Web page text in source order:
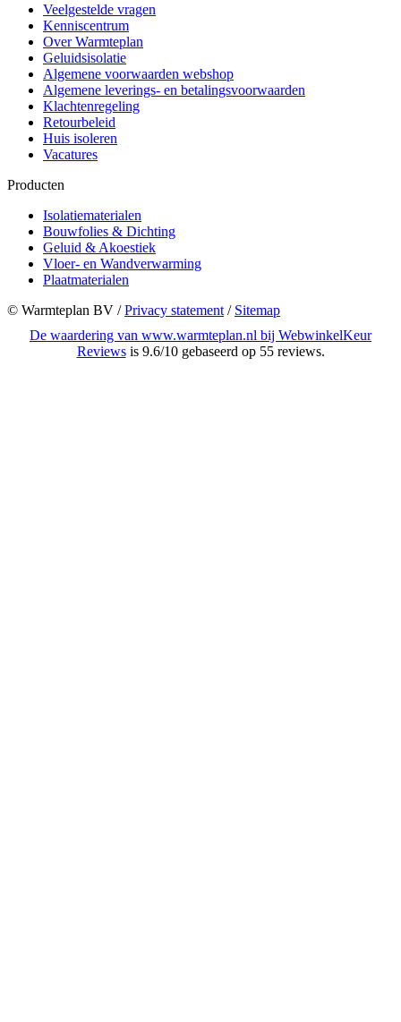
Veelgestelde vragen
Kenniscentrum
Over Warmteplan
Geluidsisolatie
Algemene voorwaarden webshop
Algemene leverings- en betalingsvoorwaarden
Klachtenregeling
Retourbeleid
Huis isoleren
Vacatures
Producten
Isolatiematerialen
Bouwfolies & Dichting
Geluid & Akoestiek
Vloer- en Wandverwarming
Plaatmaterialen
© Warmteplan BV​ /Privacy statement / Sitemap
De waardering van www.warmteplan.nl bij WebwinkelKeur
Reviewsis 9.6/10 gebaseerd op 55 reviews.